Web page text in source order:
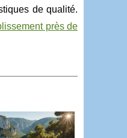
de qualité.
près de